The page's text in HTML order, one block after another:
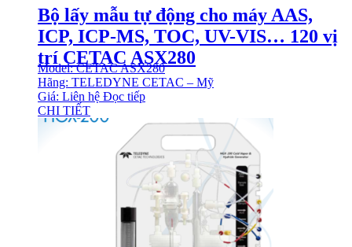
Bộ lấy mẫu tự động cho máy AAS,
ICP, ICP-MS, TOC, UV-VIS… 120 vị
trí CETAC ASX280
Model: CETAC ASX280
Hãng: TELEDYNE CETAC – Mỹ
Giá: Liên hệ Đọc tiếp
CHI TIẾT